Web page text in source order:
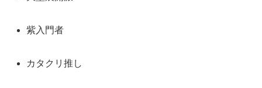
紫入門者
カタクリ推し